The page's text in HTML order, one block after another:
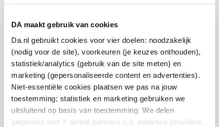
DA maakt gebruik van cookies
Da.nl gebruikt cookies voor vier doelen: noodzakelijk
(nodig voor de site), voorkeuren (je keuzes onthouden),
statistiek/analytics (gebruik van de site meten) en
marketing (gepersonaliseerde content en advertenties).
Niet-essentiële cookies plaatsen we pas na jouw
toestemming; statistiek en marketing gebruiken we
uitsluitend op basis van toestemming. We delen
gegevens met X aantal partners o.a. analytics providers,
8.6 uit4.106 reviews
Over DA
Klantenservice
Assortiment
VolgDAop: